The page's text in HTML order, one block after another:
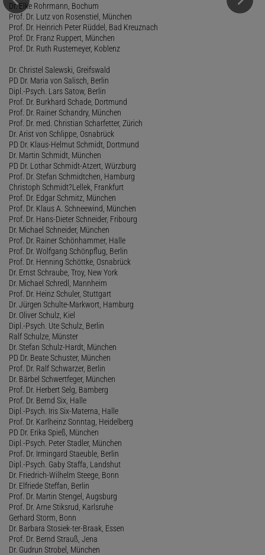
Dr. Elke Rohrmann, Bochum
Prof. Dr. Lutz von Rosenstiel, München
Prof. Dr. Heinrich Peter Rüddel, Bad Kreuznach
Prof. Dr. Franz Ruppert, München
Prof. Dr. Ruth Rustemeyer, Koblenz
Dr. Christel Salewski, Greifswald
PD Dr. Maria von Salisch, Berlin
Dipl.-Psych. Lars Satow, Berlin
Prof. Dr. Burkhard Schade, Dortmund
Prof. Dr. Rainer Schandry, München
Prof. Dr. med. Christian Scharfetter, Zürich
Dr. Arist von Schlippe, Osnabrück
PD Dr. Klaus-Helmut Schmidt, Dortmund
Dr. Martin Schmidt, München
PD Dr. Lothar Schmidt-Atzert, Würzburg
Prof. Dr. Stefan Schmidtchen, Hamburg
Christoph Schmidt?Lellek, Frankfurt
Prof. Dr. Edgar Schmitz, München
Prof. Dr. Klaus A. Schneewind, München
Prof. Dr. Hans-Dieter Schneider, Fribourg
Dr. Michael Schneider, München
Prof. Dr. Rainer Schönhammer, Halle
Prof. Dr. Wolfgang Schönpflug, Berlin
Prof. Dr. Henning Schöttke, Osnabrück
Dr. Ernst Schraube, Troy, New York
Dr. Michael Schredl, Mannheim
Prof. Dr. Heinz Schuler, Stuttgart
Dr. Jürgen Schulte-Markwort, Hamburg
Dr. Oliver Schulz, Kiel
Dipl.-Psych. Ute Schulz, Berlin
Ralf Schulze, Münster
Dr. Stefan Schulz-Hardt, München
PD Dr. Beate Schuster, München
Prof. Dr. Ralf Schwarzer, Berlin
Dr. Bärbel Schwertfeger, München
Prof. Dr. Herbert Selg, Bamberg
Prof. Dr. Bernd Six, Halle
Dipl.-Psych. Iris Six-Materna, Halle
Prof. Dr. Karlheinz Sonntag, Heidelberg
PD Dr. Erika Spieß, München
Dipl.-Psych. Peter Stadler, München
Prof. Dr. Irmingard Staeuble, Berlin
Dipl.-Psych. Gaby Staffa, Landshut
Dr. Friedrich-Wilhelm Steege, Bonn
Dr. Elfriede Steffan, Berlin
Prof. Dr. Martin Stengel, Augsburg
Prof. Dr. Arne Stiksrud, Karlsruhe
Gerhard Storm, Bonn
Dr. Barbara Stosiek-ter-Braak, Essen
Prof. Dr. Bernd Strauß, Jena
Dr. Gudrun Strobel, München